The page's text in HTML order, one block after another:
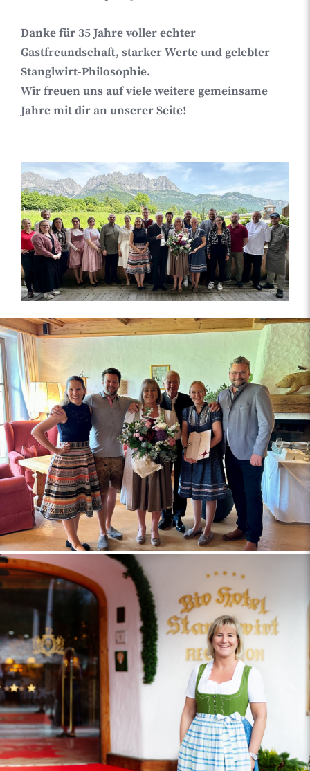
Danke für 35 Jahre voller echter
Gastfreundschaft, starker Werte und gelebter
Stanglwirt-Philosophie.
Wir freuen uns auf viele weitere gemeinsame
Jahre mit dir an unserer Seite!